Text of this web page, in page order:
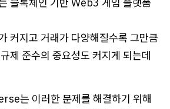
커지고 거래가 다양해질수록 그만큼
제 준수의 중요성도 커지게 되는데
는 이러한 문제를 해결하기 위해